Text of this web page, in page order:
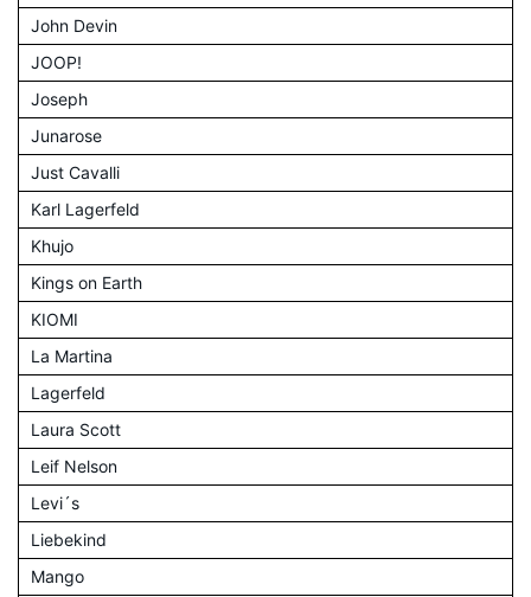
John Devin
JOOP!
Joseph
Junarose
Just Cavalli
Karl Lagerfeld
Khujo
Kings on Earth
KIOMI
La Martina
Lagerfeld
Laura Scott
Leif Nelson
Levi´s
Liebekind
Mango